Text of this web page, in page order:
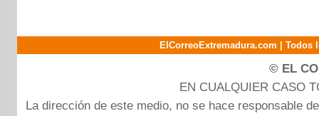
ElCorreoExtremadura.com |
© EL
EN CUALQUIER CASO
La dirección de este medio, no se hace responsable